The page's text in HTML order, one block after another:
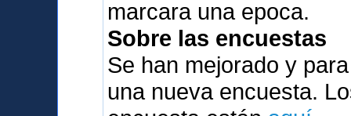
marcara una epoca.
Sobre las encuestas
Se han mejorado y
una nueva encuesta.